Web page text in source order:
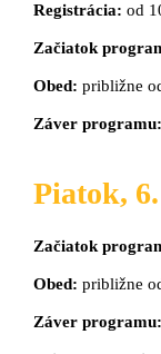
Registrácia: od
Začiatok
Obed: približne
Záver programu:
Piatok,
Začiatok
Obed: približne
Záver programu: